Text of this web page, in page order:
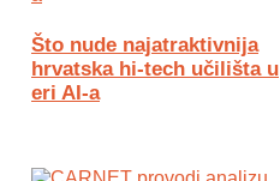
Što nude najatraktivnija
hrvatska hi-tech učilišta u
eri AI-a